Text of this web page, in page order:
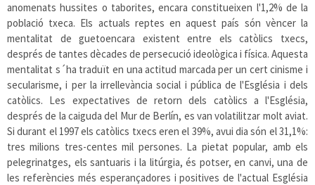
anomenats hussites o taborites, encara constitueixen l'1,2% de la
població txeca. Els actuals reptes en aquest país són vèncer la
mentalitat de guetoencara existent entre els catòlics txecs,
després de tantes dècades de persecució ideològica i física. Aquesta
mentalitat s´ha traduït en una actitud marcada per un cert cinisme i
secularisme, i per la irrellevància social i pública de l'Església i dels
catòlics. Les expectatives de retorn dels catòlics a l'Església,
després de la caiguda del Mur de Berlín, es van volatilitzar molt aviat.
Si durant el 1997 els catòlics txecs eren el 39%, avui dia són el 31,1%:
tres milions tres-centes mil persones. La pietat popular, amb els
pelegrinatges, els santuaris i la litúrgia, és potser, en canvi, una de
les referències més esperançadores i positives de l'actual Església